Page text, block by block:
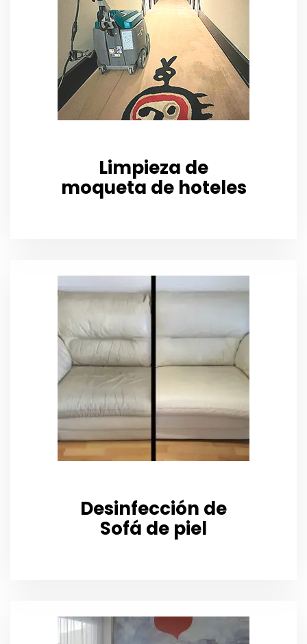
Limpieza de
moqueta de hoteles
Desinfección de
Sofá de piel